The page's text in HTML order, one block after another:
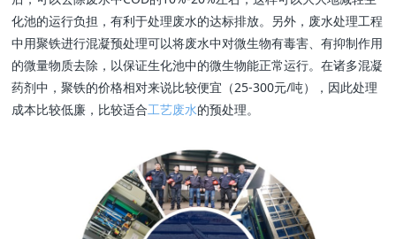
化池的运行负担，有利于处理废水的达标排放。另外，废水处理工程
中用聚铁进行混凝预处理可以将废水中对微生物有毒害、有抑制作用
的微量物质去除，以保证生化池中的微生物能正常运行。在诸多混凝
药剂中，聚铁的价格相对来说比较便宜（25-300元/吨），因此处理
成本比较低廉，比较适合工艺废水的预处理。